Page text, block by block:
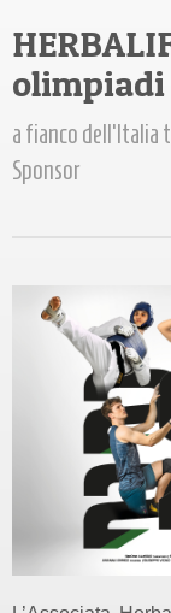
a fianco
Sponsor